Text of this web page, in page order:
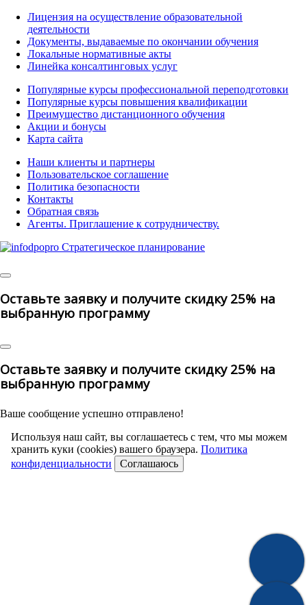
Лицензия на осуществление образовательной
деятельности
Документы, выдаваемые по окончании обучения
Локальные нормативные акты
Линейка консалтинговых услуг
Популярные курсы профессиональной переподготовки
Популярные курсы повышения квалификации
Преимущество дистанционного обучения
Акции и бонусы
Карта сайта
Наши клиенты и партнеры
Пользовательское соглашение
Политика безопасности
Контакты
Обратная связь
Агенты. Приглашение к сотрудничеству.
Оставьте заявку и получите скидку 25% на
выбранную программу
Оставьте заявку и получите скидку 25% на
выбранную программу
Ваше сообщение успешно отправлено!
Используя наш сайт, вы соглашаетесь с тем, что мы можем
хранить куки (cookies) вашего браузера. Политика
конфиденциальности
Соглашаюсь